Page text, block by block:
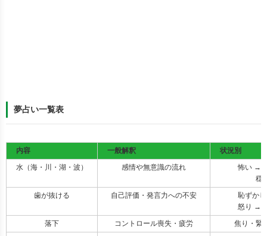
夢占い一覧表
内容 一般解釈
状況別
水（海・川・湖・波）
感情や無意識の流れ
怖い →
穏
歯が抜ける
自己評価・発言力への不安
恥ずか
怒り →
落下
コントロール喪失・疲労
焦り・緊